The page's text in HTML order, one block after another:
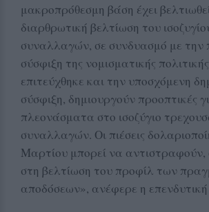
μακροπρόθεσμη βάση έχει
διαρθρωτική βελτίωση του
συναλλαγών, σε συνδυασμό με την
σύσφιξη της νομισματικής
επιτεύχθηκε και την υποσχόμενη
σύσφιξη, δημιουργούν προοπτικές
πλεονάσματα στο ισοζύγιο
συναλλαγών. Οι πιέσεις
Μαρτίου μπορεί να αντιστραφούν,
στη βελτίωση του προφίλ των
αποδόσεων», ανέφερε η